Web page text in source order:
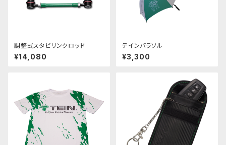
調整式スタビリンクロッド
¥14,080
テインパラソル
¥3,300